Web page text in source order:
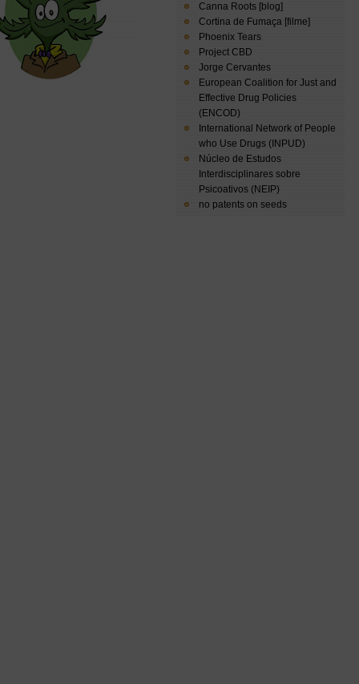
Canna Roots [blog]
Cortina de Fumaça [filme]
Phoenix Tears
Project CBD
Jorge Cervantes
European Coalition for Just and
Effective Drug Policies
(ENCOD)
International Network of People
who Use Drugs (INPUD)
Núcleo de Estudos
Interdisciplinares sobre
Psicoativos (NEIP)
no patents on seeds